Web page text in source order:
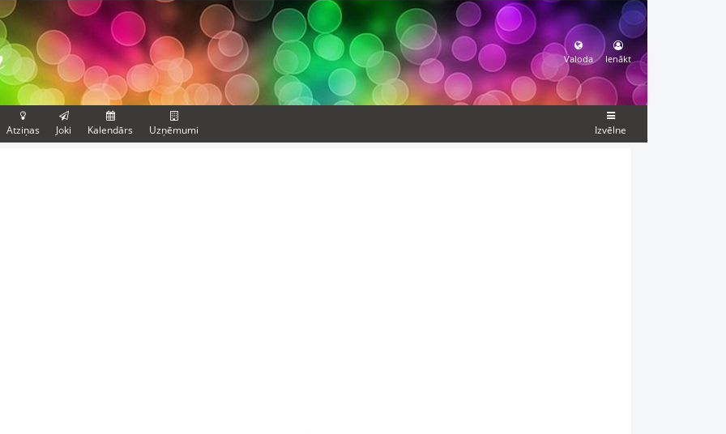
Valoda Ienākt
Atziņas Joki Kalendārs Uzņēmumi Izvēlne